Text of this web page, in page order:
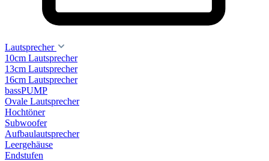
Lautsprecher
10cm Lautsprecher
13cm Lautsprecher
16cm Lautsprecher
bassPUMP
Ovale Lautsprecher
Hochtöner
Subwoofer
Aufbaulautsprecher
Leergehäuse
Endstufen